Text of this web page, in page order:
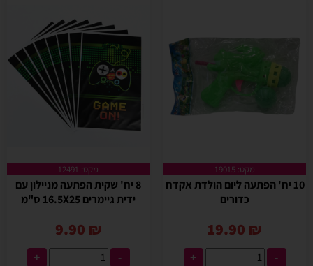
מקט: 19015
10 יח' הפתעה ליום הולדת אקדח
כדורים
19.90 ₪
-
+
מקט: 12491
8 יח' שקית הפתעה מניילון עם
ידית גיימרים 16.5X25 ס"מ
9.90 ₪
-
+